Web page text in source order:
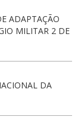
ADAPTAÇÃO
MILITAR 2 DE
DA